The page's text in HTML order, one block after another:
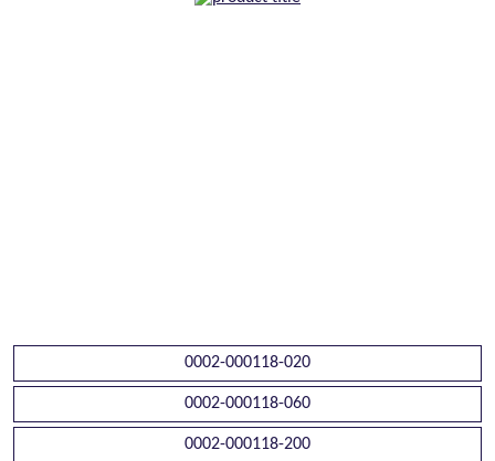
0002-000118-020
0002-000118-060
0002-000118-200